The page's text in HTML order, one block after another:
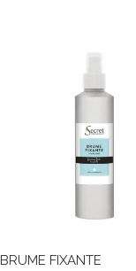
BRUME FIXANTE